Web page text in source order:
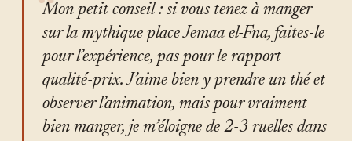
Mon petit conseil : si vous tenez à manger
sur la mythique place Jemaa el-Fna, faites-le
pour l’expérience, pas pour le rapport
qualité-prix. J’aime bien y prendre un thé et
observer l’animation, mais pour vraiment
bien manger, je m’éloigne de 2-3 ruelles dans